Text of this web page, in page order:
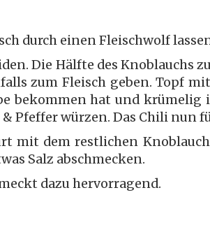
durch einen Fleischwolf
Die Hälfte des Knoblauchs
zum Fleisch geben. Topf
bekommen hat und
Pfeffer würzen. Das Chili nun
mit dem restlichen
Salz abschmecken.
dazu hervorragend.